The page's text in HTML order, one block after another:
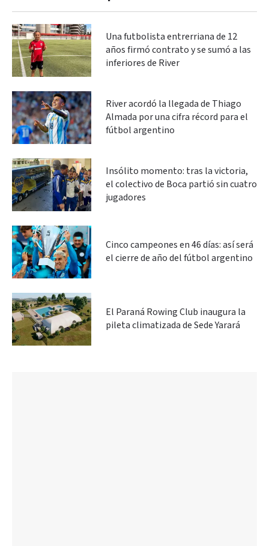
Una futbolista entrerriana de 12
años firmó contrato y se sumó a las
inferiores de River
River acordó la llegada de Thiago
Almada por una cifra récord para el
fútbol argentino
Insólito momento: tras la victoria,
el colectivo de Boca partió sin cuatro
jugadores
Cinco campeones en 46 días: así será
el cierre de año del fútbol argentino
El Paraná Rowing Club inaugura la
pileta climatizada de Sede Yarará